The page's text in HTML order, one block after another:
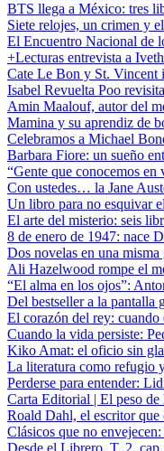
BTS llega a México: tres
Siete relojes, un crimen y
El Encuentro Nacional de
+Lecturas entrevista a
Cate Le Bon y St. Vincent
Isabel Revuelta Poo
Amin Maalouf, autor del
Mamina y su aprendiz de
Celebramos a Michael
Barbara Fiore: un sueño
“Gente que conocemos en
Con ustedes… la Jane
Un libro para no esquivar
El arte del misterio: seis
8 de enero de 1947: nace
Dos novelas en una
Ali Hazelwood rompe el
“El alma en los ojos”:
Del bestseller a la pantalla
El corazón del rey: cuando
Cuando la vida persiste:
Kiko Amat: el oficio sin
La literatura como refugio
Perderse para entender:
Carta Editorial | El peso
Roald Dahl, el escritor
Clásicos que no
Desde el Librero. T. 2,